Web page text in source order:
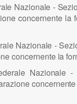
le Nazionale - Sezio
ione concernente la f
rale Nazionale - Sezi
ne concernente la for
derale Nazionale -
razione concernente